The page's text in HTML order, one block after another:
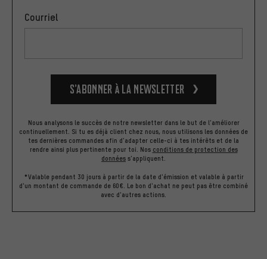
Courriel
S’abonner à la newsletter
Nous analysons le succès de notre newsletter dans le but de l'améliorer
continuellement. Si tu es déjà client chez nous, nous utilisons les données de
tes dernières commandes afin d'adapter celle-ci à tes intérêts et de la
rendre ainsi plus pertinente pour toi. Nos conditions de protection des
données s'appliquent.
*Valable pendant 30 jours à partir de la date d'émission et valable à partir
d'un montant de commande de 60€. Le bon d'achat ne peut pas être combiné
avec d'autres actions.